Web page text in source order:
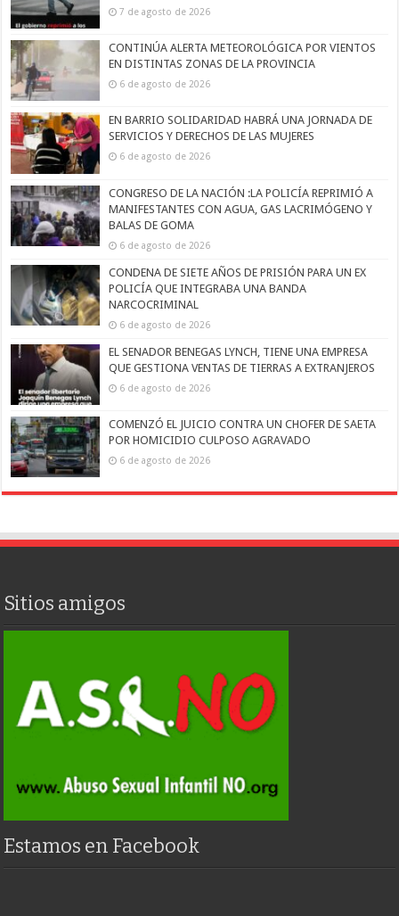
7 de agosto de 2026
CONTINÚA ALERTA METEOROLÓGICA POR VIENTOS
EN DISTINTAS ZONAS DE LA PROVINCIA
6 de agosto de 2026
EN BARRIO SOLIDARIDAD HABRÁ UNA JORNADA DE
SERVICIOS Y DERECHOS DE LAS MUJERES
6 de agosto de 2026
CONGRESO DE LA NACIÓN :LA POLICÍA REPRIMIÓ A
MANIFESTANTES CON AGUA, GAS LACRIMÓGENO Y
BALAS DE GOMA
6 de agosto de 2026
CONDENA DE SIETE AÑOS DE PRISIÓN PARA UN EX
POLICÍA QUE INTEGRABA UNA BANDA
NARCOCRIMINAL
6 de agosto de 2026
EL SENADOR BENEGAS LYNCH, TIENE UNA EMPRESA
QUE GESTIONA VENTAS DE TIERRAS A EXTRANJEROS
6 de agosto de 2026
COMENZÓ EL JUICIO CONTRA UN CHOFER DE SAETA
POR HOMICIDIO CULPOSO AGRAVADO
6 de agosto de 2026
Sitios amigos
Estamos en Facebook